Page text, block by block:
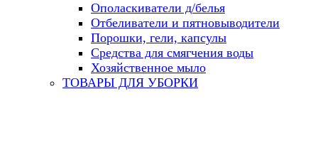
Ополаскиватели д/белья
Отбеливатели и пятновыводители
Порошки, гели, капсулы
Средства для смягчения воды
Хозяйственное мыло
ТОВАРЫ ДЛЯ УБОРКИ